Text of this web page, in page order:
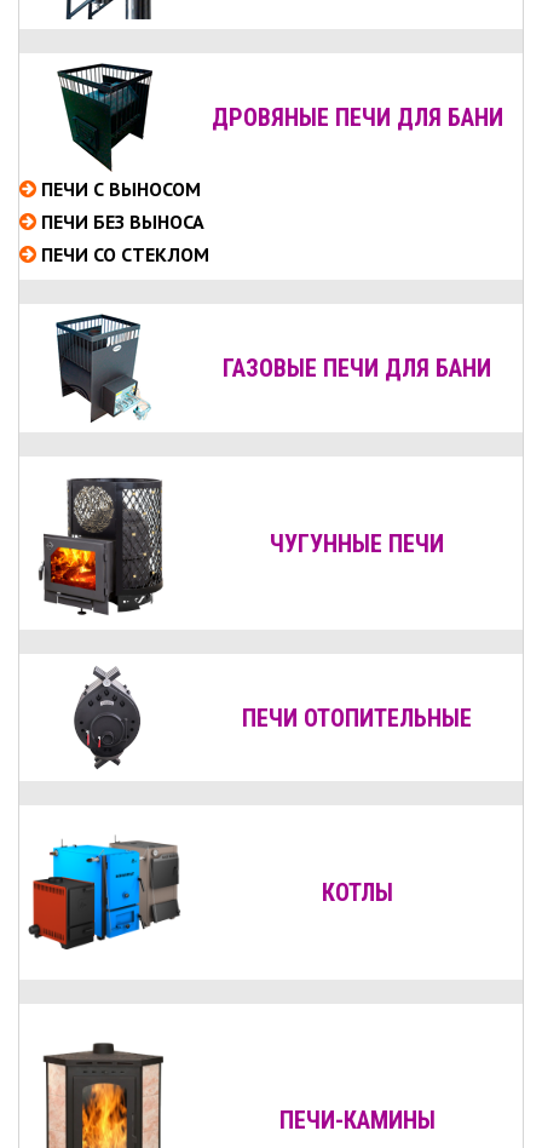
ДРОВЯНЫЕ ПЕЧИ ДЛЯ БАНИ
ПЕЧИ С ВЫНОСОМ
ПЕЧИ БЕЗ ВЫНОСА
ПЕЧИ СО СТЕКЛОМ
ГАЗОВЫЕ ПЕЧИ ДЛЯ БАНИ
ЧУГУННЫЕ ПЕЧИ
ПЕЧИ ОТОПИТЕЛЬНЫЕ
КОТЛЫ
ПЕЧИ-КАМИНЫ